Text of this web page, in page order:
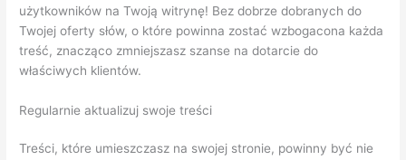
użytkowników na Twoją witrynę! Bez dobrze dobranych do
Twojej oferty słów, o które powinna zostać wzbogacona każda
treść, znacząco zmniejszasz szanse na dotarcie do
właściwych klientów.
Regularnie aktualizuj swoje treści
Treści, które umieszczasz na swojej stronie, powinny być nie